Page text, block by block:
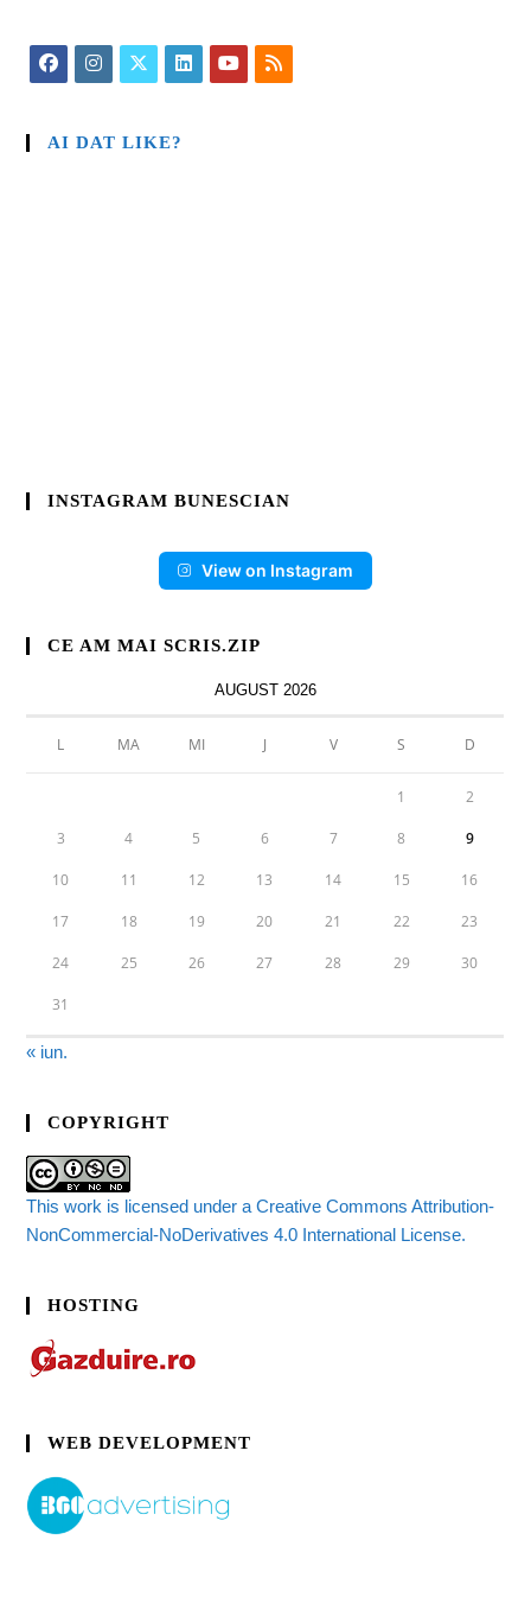
AI DAT LIKE?
INSTAGRAM BUNESCIAN
View on Instagram
CE AM MAI SCRIS.ZIP
AUGUST 2026
L MA MI J V S D
1 2
3 4 5 6 7 8 9
10 11 12 13 14 15 16
17 18 19 20 21 22 23
24 25 26 27 28 29 30
31
« iun.
COPYRIGHT
This work is licensed under a Creative Commons Attribution-
NonCommercial-NoDerivatives 4.0 International License.
HOSTING
WEB DEVELOPMENT